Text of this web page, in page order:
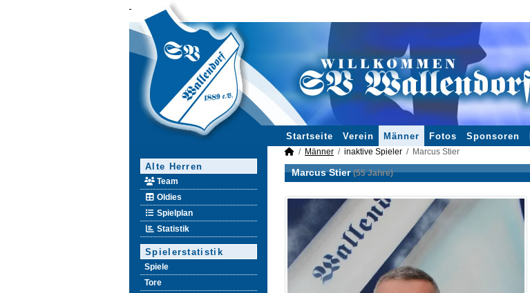
Startseite Verein Männer Fotos Sponsoren
Alte Herren
Team
Oldies
Spielplan
Statistik
Spielerstatistik
Spiele
Tore
Männer inaktive Spieler Marcus Stier
Marcus Stier(55 Jahre)